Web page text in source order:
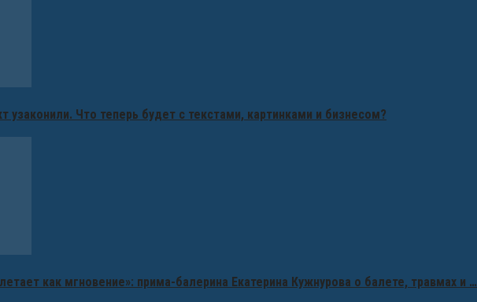
узаконили. Что теперь будет с текстами, картинками и бизнесом?
как мгновение»: прима-балерина Екатерина Кужнурова о балете, травмах и …